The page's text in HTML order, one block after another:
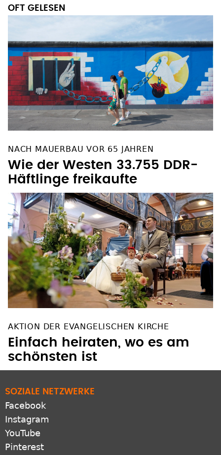
OFT GELESEN
NACH MAUERBAU VOR 65 JAHREN
Wie der Westen 33.755 DDR-
Häftlinge freikaufte
AKTION DER EVANGELISCHEN KIRCHE
Einfach heiraten, wo es am
schönsten ist
SOZIALE NETZWERKE
Facebook
Instagram
YouTube
Pinterest